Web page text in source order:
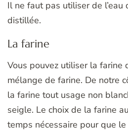
Il ne faut pas utiliser de l’eau
distillée.
La farine
Vous pouvez utiliser la farine
mélange de farine. De notre
la farine tout usage non
seigle. Le choix de la farine
temps nécessaire pour que